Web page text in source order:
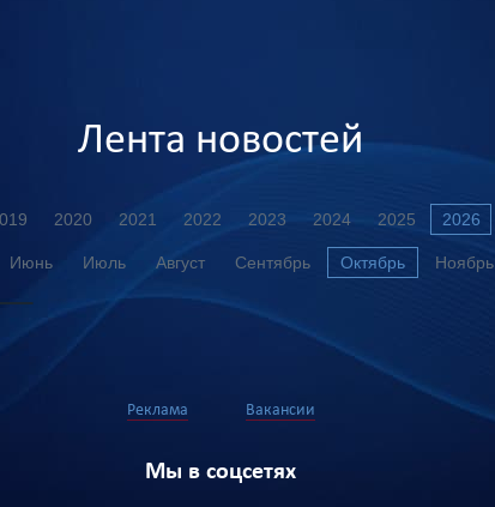
Лента новостей
2020 2021 2022 2023 2024 2025 2026
Июнь Июль Август Сентябрь Октябрь Ноябрь
Реклама Вакансии
Мы в соцсетях